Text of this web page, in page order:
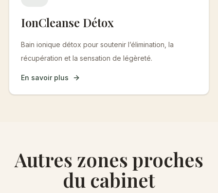
IonCleanse Détox
Bain ionique détox pour soutenir l’élimination, la
récupération et la sensation de légèreté.
En savoir plus
Autres zones proches
du cabinet